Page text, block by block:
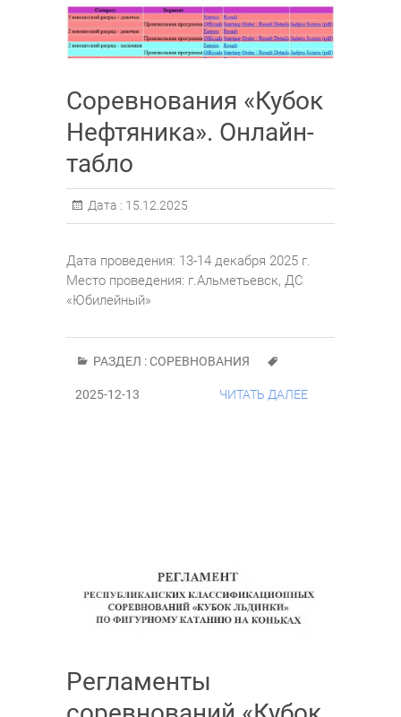
Соревнования «Кубок
Нефтяника». Онлайн-
табло
Дата : 15.12.2025
Дата проведения: 13-14 декабря 2025 г.
Место проведения: г.Альметьевск, ДС
«Юбилейный»
РАЗДЕЛ :СОРЕВНОВАНИЯ
2025-12-13 ЧИТАТЬ ДАЛЕЕ
Регламенты